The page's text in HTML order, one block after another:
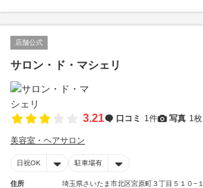
店舗公式
サロン・ド・マシェリ
3.21 口コミ 1件 写真 1枚
美容室・ヘアサロン
日祝OK 駐車場有
住所
埼玉県さいたま市北区宮原町３丁目５１０−１